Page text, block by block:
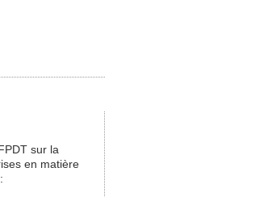
sur la
en matière